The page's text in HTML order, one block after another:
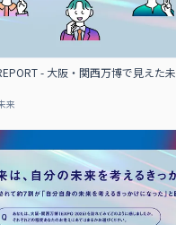
- 大阪・関西万博で見えた未
来